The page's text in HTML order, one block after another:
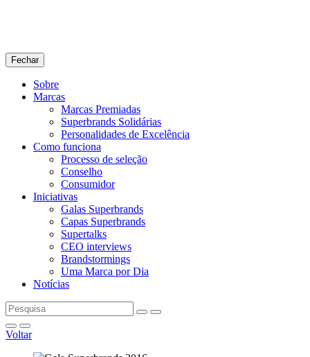
Fechar
Sobre
Marcas
Marcas Premiadas
Superbrands Solidárias
Personalidades de Excelência
Como funciona
Processo de seleção
Conselho
Consumidor
Iniciativas
Galas Superbrands
Capas Superbrands
Supertalks
CEO interviews
Brandstormings
Uma Marca por Dia
Notícias
Voltar